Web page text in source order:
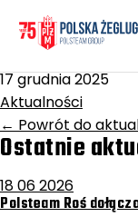
Homepage
Wieluń
17 grudnia 2025
Aktualności
← Powrót do
Ostatnie
18 06 2026
Polsteam Roś